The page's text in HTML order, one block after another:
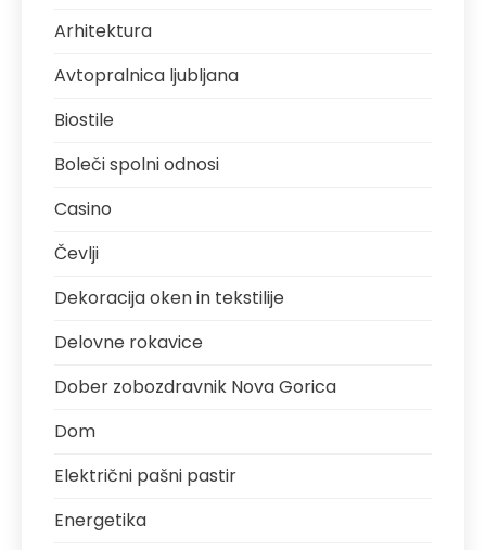
Arhitektura
Avtopralnica ljubljana
Biostile
Boleči spolni odnosi
Casino
Čevlji
Dekoracija oken in tekstilije
Delovne rokavice
Dober zobozdravnik Nova Gorica
Dom
Električni pašni pastir
Energetika